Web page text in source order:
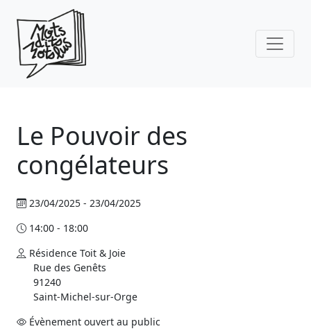
Skip to main content
Le Pouvoir des
congélateurs
23/04/2025 - 23/04/2025
14:00 - 18:00
Résidence Toit & Joie
Rue des Genêts
91240
Saint-Michel-sur-Orge
Évènement ouvert au public